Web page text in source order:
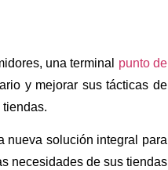
una terminal punto de
y mejorar sus tácticas de
nueva solución integral para
necesidades de sus tiendas